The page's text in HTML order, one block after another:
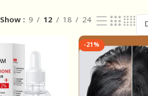
Show 9 12 18 24
-21%